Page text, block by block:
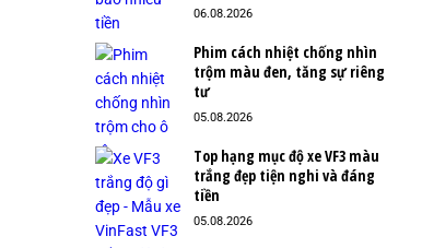
06.08.2026
Phim cách nhiệt chống nhìn
trộm màu đen, tăng sự riêng
tư
05.08.2026
Top hạng mục độ xe VF3 màu
trắng đẹp tiện nghi và đáng
tiền
05.08.2026